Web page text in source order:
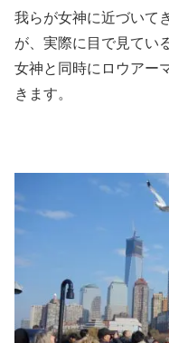
我らが女神に近づいて
が、実際に目で見てい
女神と同時にロウアー
きます。